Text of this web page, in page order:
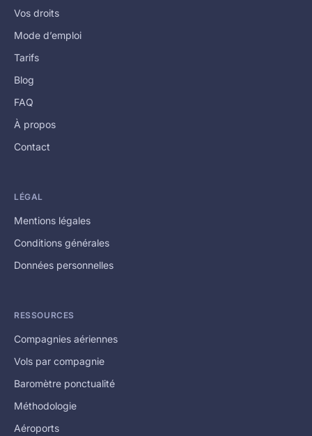
Vos droits
Mode d’emploi
Tarifs
Blog
FAQ
À propos
Contact
LÉGAL
Mentions légales
Conditions générales
Données personnelles
RESSOURCES
Compagnies aériennes
Vols par compagnie
Baromètre ponctualité
Méthodologie
Aéroports